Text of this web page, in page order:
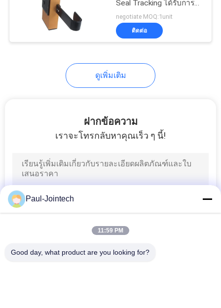
Seal Tracking ได้รับการ
รับรองมาตรฐาน ISO9001
negotiate MOQ:1unit
ติดต่อ
ดูเพิ่มเติม
ฝากข้อความ
เราจะโทรกลับหาคุณเร็ว ๆ นี้!
Paul-Jointech
11:59 PM
Good day, what product are you looking for?